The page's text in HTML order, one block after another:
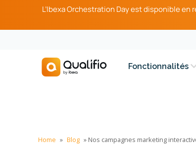
L’Ibexa Orchestration Day est disponible
Fonctionnalités
Home » Blog » Nos campagnes marketing